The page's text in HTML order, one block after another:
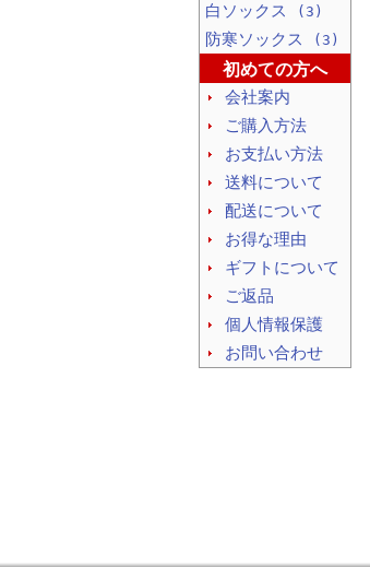
白ソックス (3)
防寒ソックス (3)
初めての方へ
会社案内
ご購入方法
お支払い方法
送料について
配送について
お得な理由
ギフトについて
ご返品
個人情報保護
お問い合わせ